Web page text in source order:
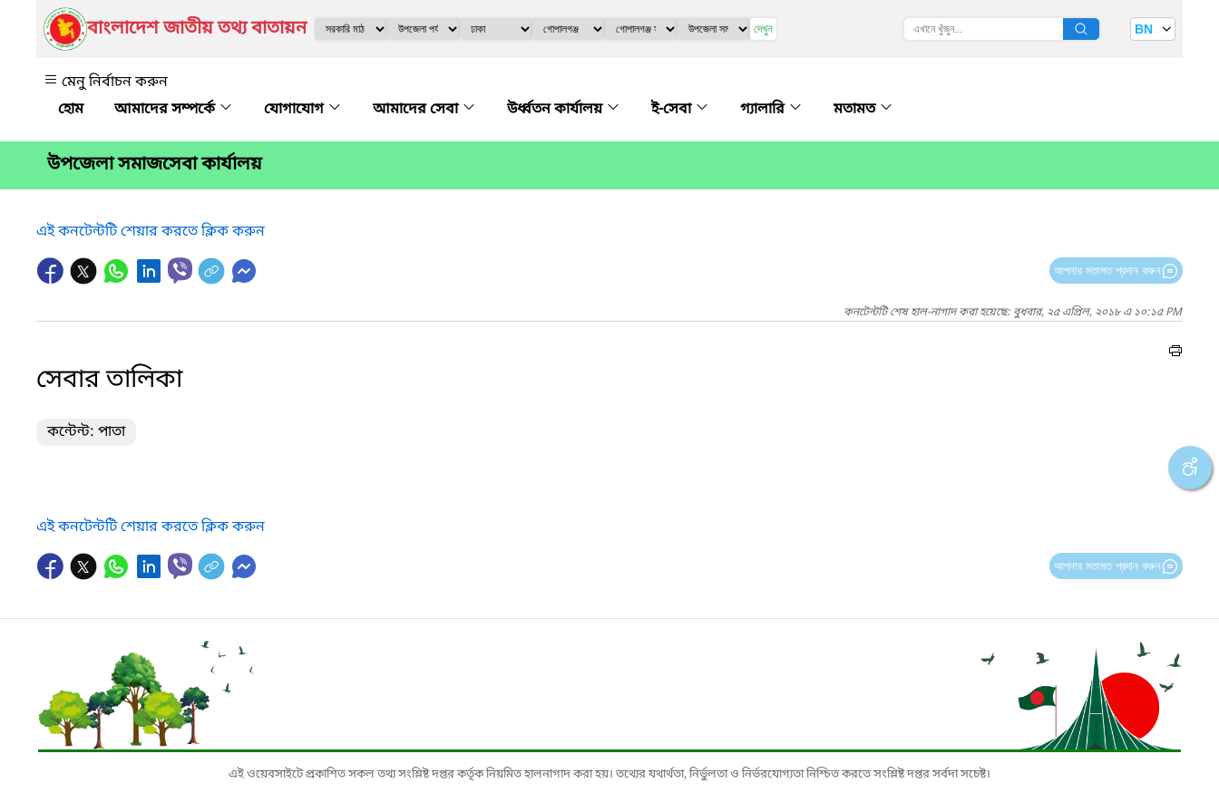
বাংলাদেশ জাতীয় তথ্য বাতায়ন দেখুন BN
মেনু নির্বাচন করুন
আমাদের সম্পর্কে
যোগাযোগ আমাদের সেবা উর্ধ্বতন কার্যালয় ই-সেবা গ্যালারি মতামত
উপজেলা সমাজসেবা কার্যালয়
এই কনটেন্টটি শেয়ার করতে ক্লিক করুন
আপনার মতামত প্রদান করুন
কনটেন্টটি শেষ হাল-নাগাদ করা হয়েছে: বুধবার, ২৫ এপ্রিল, ২০১৮ এ ১০:১৫ PM
সেবার তালিকা
কন্টেন্ট: পাতা
এই কনটেন্টটি শেয়ার করতে ক্লিক করুন
আপনার মতামত প্রদান করুন
এই ওয়েবসাইটে প্রকাশিত সকল তথ্য সংশ্লিষ্ট দপ্তর কর্তৃক নিয়মিত হালনাগাদ করা হয়। তথ্যের যথার্থতা, নির্ভুলতা ও নির্ভরযোগ্যতা নিশ্চিত করতে সংশ্লিষ্ট দপ্তর সর্বদা সচেষ্ট।